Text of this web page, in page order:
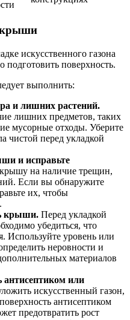
крыши
искусственного газона
поверхность.
выполнить:
и лишних растений.
лишних предметов, таких
мусорные отходы. Уберите
чистой перед укладкой
и исправьте
на наличие трещин,
Если вы обнаружите
их, чтобы
крыши. Перед укладкой
убедиться, что
Используйте уровень или
неровности и
материалов
антисептиком или
искусственный газон,
антисептиком
предотвратить рост